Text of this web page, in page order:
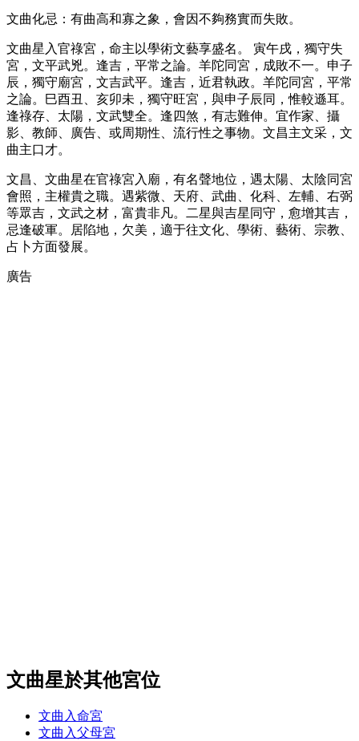
文曲化忌：有曲高和寡之象，會因不夠務實而失敗。
文曲星入官祿宮，命主以學術文藝享盛名。 寅午戌，獨守失
宮，文平武兇。逢吉，平常之論。羊陀同宮，成敗不一。申子
辰，獨守廟宮，文吉武平。逢吉，近君執政。羊陀同宮，平常
之論。巳酉丑、亥卯未，獨守旺宮，與申子辰同，惟較遜耳。
逢祿存、太陽，文武雙全。逢四煞，有志難伸。宜作家、攝
影、教師、廣告、或周期性、流行性之事物。文昌主文采，文
曲主口才。
文昌、文曲星在官祿宮入廟，有名聲地位，遇太陽、太陰同宮
會照，主權貴之職。遇紫微、天府、武曲、化科、左輔、右弼
等眾吉，文武之材，富貴非凡。二星與吉星同守，愈增其吉，
忌逢破軍。居陷地，欠美，適于往文化、學術、藝術、宗教、
占卜方面發展。
廣告
文曲星於其他宮位
文曲入命宮
文曲入父母宮